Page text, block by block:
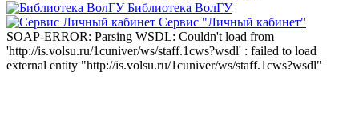
Библиотека ВолГУ
Сервис "Личный кабинет"
SOAP-ERROR: Parsing WSDL: Couldn't load from
'http://is.volsu.ru/1cuniver/ws/staff.1cws?wsdl' : failed to load
external entity "http://is.volsu.ru/1cuniver/ws/staff.1cws?wsdl"